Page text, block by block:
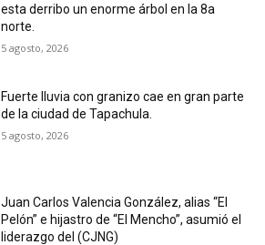
esta derribo un enorme árbol en la 8a
norte.
5 agosto, 2026
Fuerte lluvia con granizo cae en gran parte
de la ciudad de Tapachula.
5 agosto, 2026
Juan Carlos Valencia González, alias “El
Pelón” e hijastro de “El Mencho”, asumió el
liderazgo del (CJNG)